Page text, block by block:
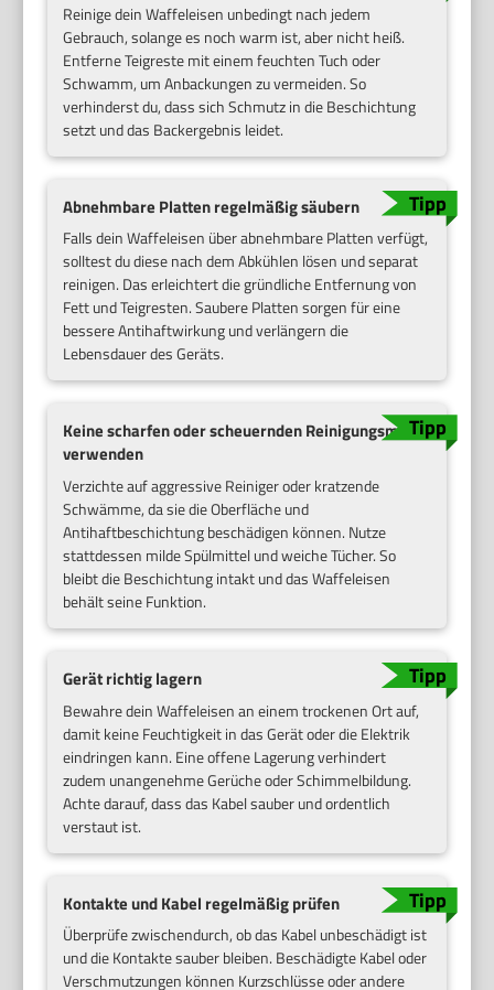
Reinige dein Waffeleisen unbedingt nach jedem
Gebrauch, solange es noch warm ist, aber nicht heiß.
Entferne Teigreste mit einem feuchten Tuch oder
Schwamm, um Anbackungen zu vermeiden. So
verhinderst du, dass sich Schmutz in die Beschichtung
setzt und das Backergebnis leidet.
Abnehmbare Platten regelmäßig säubern
Falls dein Waffeleisen über abnehmbare Platten verfügt,
solltest du diese nach dem Abkühlen lösen und separat
reinigen. Das erleichtert die gründliche Entfernung von
Fett und Teigresten. Saubere Platten sorgen für eine
bessere Antihaftwirkung und verlängern die
Lebensdauer des Geräts.
Keine scharfen oder scheuernden Reinigungsmittel
verwenden
Verzichte auf aggressive Reiniger oder kratzende
Schwämme, da sie die Oberfläche und
Antihaftbeschichtung beschädigen können. Nutze
stattdessen milde Spülmittel und weiche Tücher. So
bleibt die Beschichtung intakt und das Waffeleisen
behält seine Funktion.
Gerät richtig lagern
Bewahre dein Waffeleisen an einem trockenen Ort auf,
damit keine Feuchtigkeit in das Gerät oder die Elektrik
eindringen kann. Eine offene Lagerung verhindert
zudem unangenehme Gerüche oder Schimmelbildung.
Achte darauf, dass das Kabel sauber und ordentlich
verstaut ist.
Kontakte und Kabel regelmäßig prüfen
Überprüfe zwischendurch, ob das Kabel unbeschädigt ist
und die Kontakte sauber bleiben. Beschädigte Kabel oder
Verschmutzungen können Kurzschlüsse oder andere